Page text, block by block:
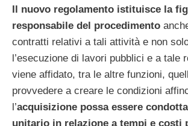
Il nuovo regolamento istituisce la
responsabile del procedimento
contratti relativi a tali attività e non
l’esecuzione di lavori pubblici e a tale
viene affidato, tra le altre funzioni,
provvedere a creare le condizioni
l’acquisizione possa essere
unitario in relazione a tempi e costi